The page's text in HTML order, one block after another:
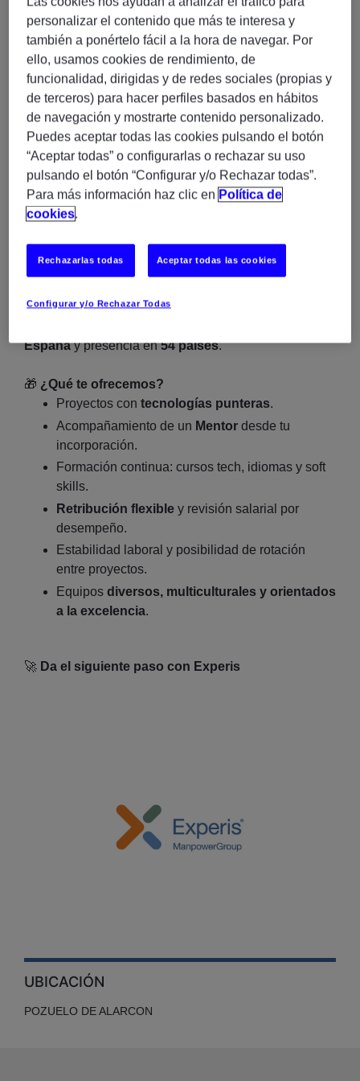
negocio.
✨ ¿Quiénes somos?
EnExperissomos especialistas en servicios
profesionales y gestión de proyectos IT orientados a
tres áreas clave:
Business Transformation
Cloud & Infrastructure
Enterprise Applications
Combinamos tecnología, talento y formación para
ofrecer soluciones end‑to‑end a clientes de todo el
Españay presencia en54 países.
🎁 ¿Qué te ofrecemos?
Proyectos con tecnologías punteras.
Acompañamiento de un Mentor desde tu
incorporación.
Formación continua: cursos tech, idiomas y soft
skills.
Retribución flexible y revisión salarial por
desempeño.
Estabilidad laboral y posibilidad de rotación
entre proyectos.
Equipos diversos, multiculturales y orientados
a la excelencia.
🚀 Da el siguiente paso con Experis
UBICACIÓN
POZUELO DE ALARCON
personalizar el contenido que más te interesa y
también a ponértelo fácil a la hora de navegar. Por
ello, usamos cookies de rendimiento, de
funcionalidad, dirigidas y de redes sociales (propias y
de terceros) para hacer perfiles basados en hábitos
de navegación y mostrarte contenido personalizado.
Puedes aceptar todas las cookies pulsando el botón
“Aceptar todas” o configurarlas o rechazar su uso
pulsando el botón “Configurar y/o Rechazar todas”.
Para más información haz clic en Política de
cookies.
Configurar y/o Rechazar Todas
Rechazarlas todas Aceptar todas las cookies